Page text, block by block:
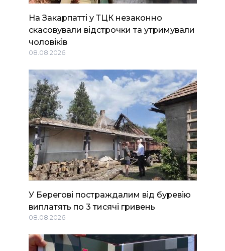
На Закарпатті у ТЦК незаконно
скасовували відстрочки та утримували
чоловіків
08.08.2026
У Берегові постраждалим від буревію
виплатять по 3 тисячі гривень
08.08.2026